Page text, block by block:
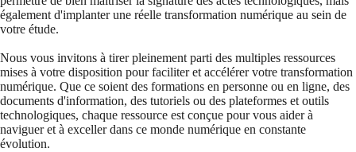
également d'implanter une réelle transformation numérique au sein de
votre étude.
Nous vous invitons à tirer pleinement parti des multiples ressources
mises à votre disposition pour faciliter et accélérer votre transformation
numérique. Que ce soient des formations en personne ou en ligne, des
documents d'information, des tutoriels ou des plateformes et outils
technologiques, chaque ressource est conçue pour vous aider à
naviguer et à exceller dans ce monde numérique en constante
évolution.